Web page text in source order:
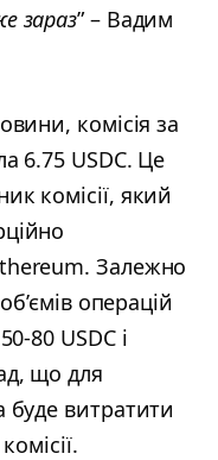
зараз” – Вадим
комісія за
6.75 USDC. Це
комісії, який
Залежно
операцій
80 USDC і
що для
буде витратити